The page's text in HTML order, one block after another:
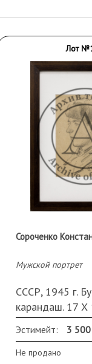
Лот
Мужской портрет
СССР, 1945 г.
карандаш. 17 Х
свету).
справа внизу. В
паспарту.
Эстимейт: 3
Не продано